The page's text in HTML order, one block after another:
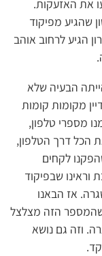
את האזעקות.
שהגיע מפיקוד
הגיע לרחוב אוהב
הבעיה שלא
מקומות קומות
מספרי טלפון,
הכל דרך הטלפון,
לקחים
שבפיקוד
אז הבאנו
בספרות 9999. ברגע שהמספר הזה מצלצל
וזה גם נושא